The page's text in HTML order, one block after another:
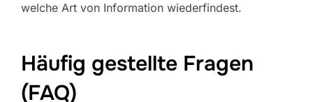
welche Art von Information wiederfindest.
Häufig gestellte Fragen
(FAQ)